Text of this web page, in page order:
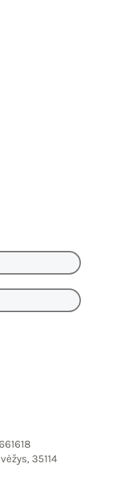
35114